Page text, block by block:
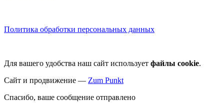
Политика обработки персональных данных
Для вашего удобства наш сайт использует файлы cookie.
Сайт и продвижение — Zum Punkt
Спасибо, ваше сообщение отправлено